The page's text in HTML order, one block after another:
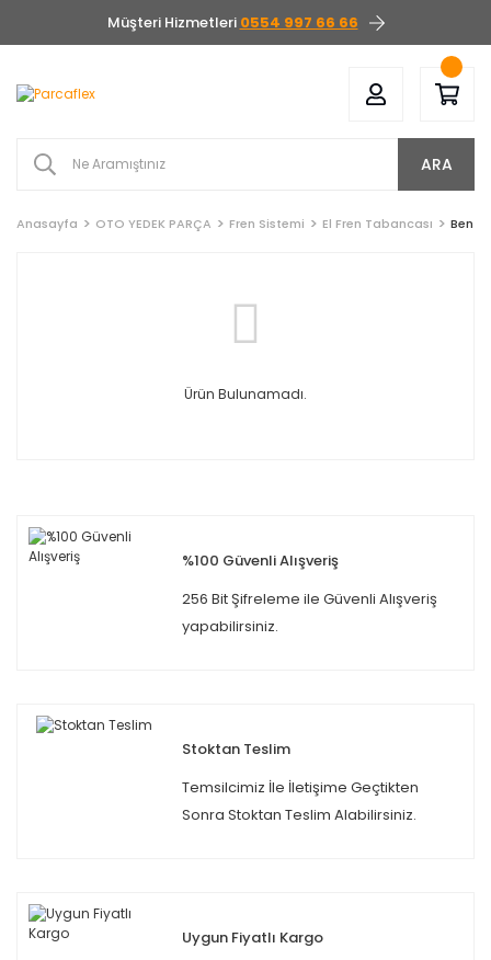
Müşteri Hizmetleri 0554 997 66 66
ARA
Anasayfa OTO YEDEK PARÇA Fren Sistemi El Fren Tabancası
Ürün Bulunamadı.
%100 Güvenli Alışveriş
256 Bit Şifreleme ile Güvenli Alışveriş
yapabilirsiniz.
Stoktan Teslim
Temsilcimiz İle İletişime Geçtikten
Sonra Stoktan Teslim Alabilirsiniz.
Uygun Fiyatlı Kargo